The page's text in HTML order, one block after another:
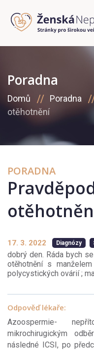
Poradna
Domů Poradna
otěhotnění
PORADNA
17. 3. 2022 Diagnózy
dobrý den. Ráda bych
otěhotnění s
polycystických ovárií ;
Odpověď lékaře:
Azoospermie-
mikrochirugickým
následné ICSI, po